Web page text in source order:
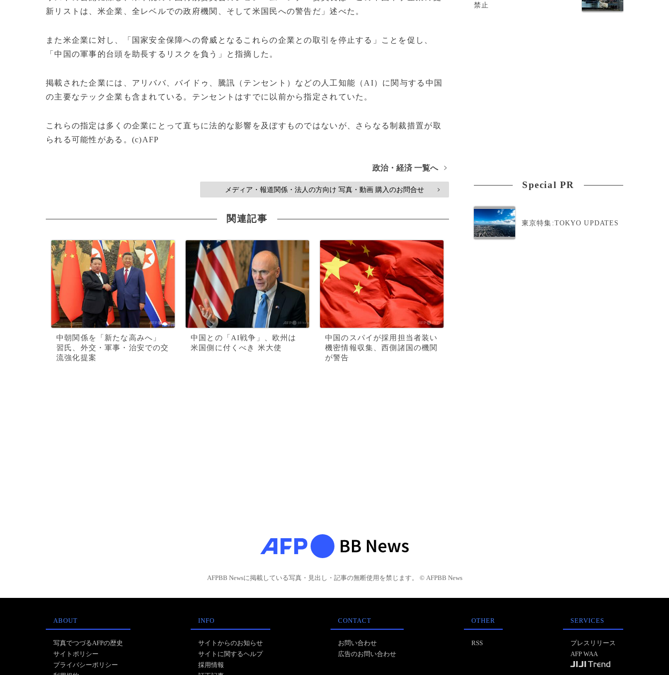
新リストは、米企業、全レベルでの政府機関、そして米国民への警告だ」述べた。
また米企業に対し、「国家安全保障への脅威となるこれらの企業との取引を停止する」ことを促し、
「中国の軍事的台頭を助長するリスクを負う」と指摘した。
掲載された企業には、アリババ、バイドゥ、騰訊（テンセント）などの人工知能（AI）に関与する中国
の主要なテック企業も含まれている。テンセントはすでに以前から指定されていた。
これらの指定は多くの企業にとって直ちに法的な影響を及ぼすものではないが、さらなる制裁措置が取
られる可能性がある。(c)AFP
政治・経済 一覧へ >
メディア・報道関係・法人の方向け 写真・動画 購入のお問合せ >
関連記事
中朝関係を「新たな高みへ」
習氏、外交・軍事・治安での交
流強化提案
中国との「AI戦争」、欧州は
米国側に付くべき 米大使
中国のスパイが採用担当者装い
機密情報収集、西側諸国の機関
が警告
禁止
Special PR
東京特集:TOKYO UPDATES
AFPBB Newsに掲載している写真・見出し・記事の無断使用を禁じます。 © AFPBB News
ABOUT
写真でつづるAFPの歴史
サイトポリシー
プライバシーポリシー
INFO
サイトからのお知らせ
サイトに関するヘルプ
採用情報
CONTACT
お問い合わせ
広告のお問い合わせ
OTHER
RSS
SERVICES
プレスリリース
AFP WAA